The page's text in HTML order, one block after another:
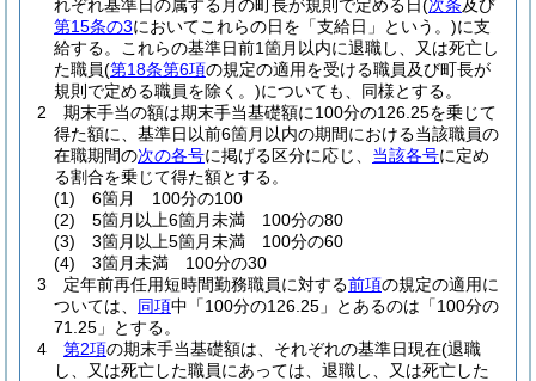
れぞれ基準日の属する月の町長が規則で定める日(次条及び
第15条の3においてこれらの日を「支給日」という。)に支
給する。
これらの基準日前1箇月以内に退職し、又は死亡し
た職員(第18条第6項の規定の適用を受ける職員及び町長が
規則で定める職員を除く。)についても、同様とする。
2
期末手当の額は期末手当基礎額に100分の126.25を乗じて
得た額に、基準日以前6箇月以内の期間における当該職員の
在職期間の次の各号に掲げる区分に応じ、 当該各号に定め
る割合を乗じて得た額とする。
(1)
6箇月 100分の100
(2)
5箇月以上6箇月未満 100分の80
(3)
3箇月以上5箇月未満 100分の60
(4)
3箇月未満 100分の30
3
定年前再任用短時間勤務職員に対する前項の規定の適用に
ついては、 同項中「100分の126.25」とあるのは「100分の
71.25」とする。
4
第2項の期末手当基礎額は、それぞれの基準日現在(退職
し、又は死亡した職員にあっては、退職し、又は死亡した